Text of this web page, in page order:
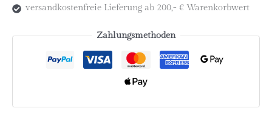
(Ed.versandkostenfreie Lieferung ab 200,- € Warenkorbwert
Zahlungsmethoden